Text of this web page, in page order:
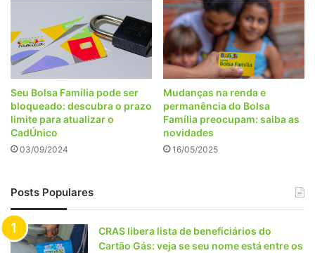
Seu Bolsa Família pode ser
bloqueado: descubra o prazo
limite para atualizar o
CadÚnico
03/09/2024
Mudanças na renda e
permanência do Bolsa
Família preocupam: saiba as
novidades
16/05/2025
Posts Populares
CRAS libera lista de beneficiários do
Cartão Gás: veja se seu nome está entre os